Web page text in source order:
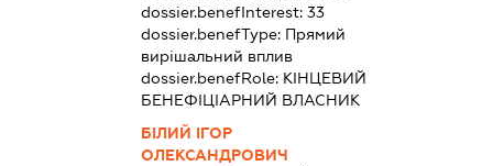
dossier.benefInterest: 33
dossier.benefType: Прямий
вирішальний вплив
dossier.benefRole: КІНЦЕВИЙ
БЕНЕФІЦІАРНИЙ ВЛАСНИК
БІЛИЙ ІГОР
ОЛЕКСАНДРОВИЧ